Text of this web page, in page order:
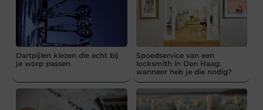
Dartpijlen kiezen die echt bij
je worp passen
Spoedservice van een
locksmith in Den Haag:
wanneer heb je die nodig?